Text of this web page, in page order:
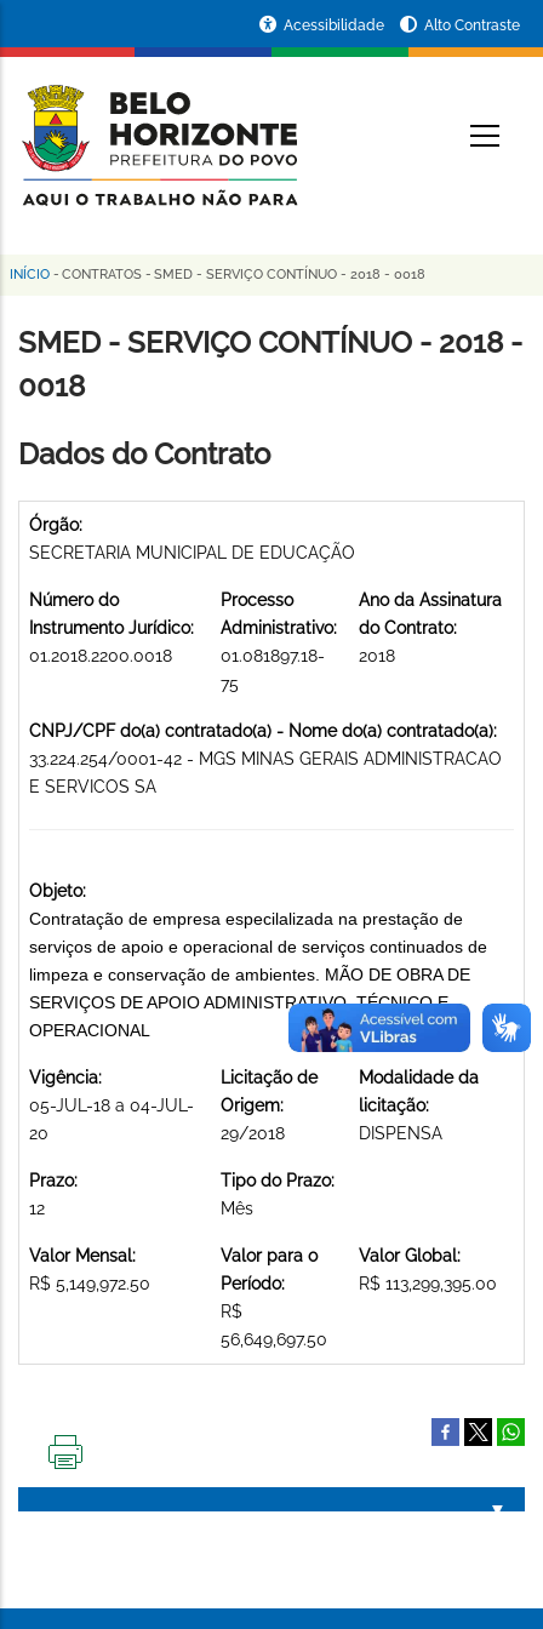
conteúdo
principal
da
Prefeitura
de
Horizonte
Acessibilidade Alto Contraste
Trilha
de
navegação
INÍCIO - CONTRATOS - SMED - SERVIÇO CONTÍNUO - 2018 - 0018
SMED - SERVIÇO CONTÍNUO - 2018 -
0018
Dados do Contrato
Órgão:
SECRETARIA MUNICIPAL DE EDUCAÇÃO
Número do
Instrumento Jurídico:
01.2018.2200.0018
Processo
Administrativo:
01.081897.18-
75
Ano da Assinatura
do Contrato:
2018
CNPJ/CPF do(a) contratado(a) - Nome do(a) contratado(a):
33.224.254/0001-42 - MGS MINAS GERAIS ADMINISTRACAO
E SERVICOS SA
Objeto:
Contratação de empresa especilalizada na prestação de
serviços de apoio e operacional de serviços continuados de
limpeza e conservação de ambientes. MÃO DE OBRA DE
SERVIÇOS DE APOIO ADMINISTRATIVO, TÉCNICO E
OPERACIONAL
Vigência:
05-JUL-18 a 04-JUL-
20
Licitação de
Origem:
29/2018
Modalidade da
licitação:
DISPENSA
Prazo:
12
Tipo do Prazo:
Mês
Valor Mensal:
R$ 5,149,972.50
Valor para o
Período:
R$
56,649,697.50
Valor Global:
R$ 113,299,395.00
PÁGINA